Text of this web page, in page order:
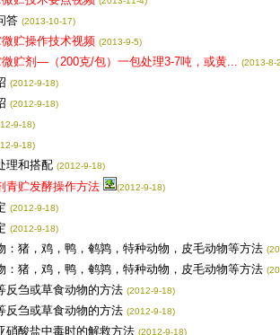
答 (2013-10-17)
贮操作技术视频 (2013-9-5)
贮剂—（200克/包）一包处理3-7吨，或黄... (2013-8-
(2012-9-18)
(2012-9-18)
9-18)
9-18)
理和搭配 (2012-9-18)
青贮发酵操作方法 (2012-9-18)
(2012-9-18)
(2012-9-18)
：猪，鸡，鸭，鹌鹑，特种动物，皮毛动物等方法
：猪，鸡，鸭，鹌鹑，特种动物，皮毛动物等方法
反刍或草食动物的方法 (2012-9-18)
反刍或草食动物的方法 (2012-9-18)
硝酸盐中毒时的解救方法 (2012-9-18)